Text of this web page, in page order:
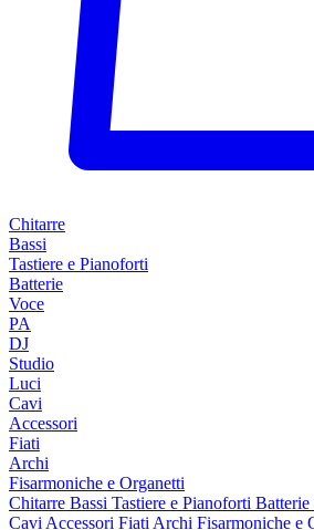
Chitarre
Bassi
Tastiere e Pianoforti
Batterie
Voce
PA
DJ
Studio
Luci
Cavi
Accessori
Fiati
Archi
Fisarmoniche e Organetti
Chitarre Bassi Tastiere e Pianoforti Batterie
Cavi Accessori Fiati Archi Fisarmoniche e